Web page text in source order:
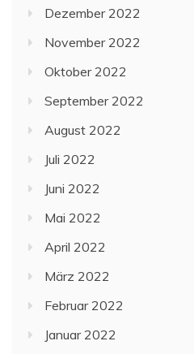
Dezember 2022
November 2022
Oktober 2022
September 2022
August 2022
Juli 2022
Juni 2022
Mai 2022
April 2022
März 2022
Februar 2022
Januar 2022